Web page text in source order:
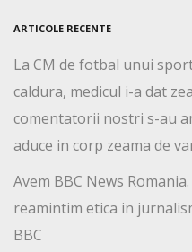
ARTICOLE RECENTE
La CM de fotbal unui
caldura, medicul i-a dat
comentatorii nostri s-au
aduce in corp zeama de
Avem BBC News
reamintim etica in
BBC